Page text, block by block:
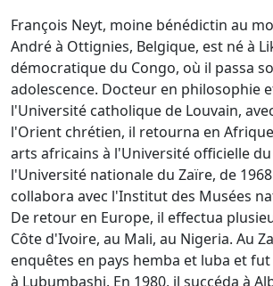
François Neyt, moine bénédictin au
André à Ottignies, Belgique, est né à
démocratique du Congo, où il passa
adolescence. Docteur en philosophie
l'Université catholique de Louvain,
l'Orient chrétien, il retourna en
arts africains à l'Université officielle
l'Université nationale du Zaïre, de
collabora avec l'Institut des Musées
De retour en Europe, il effectua
Côte d'Ivoire, au Mali, au Nigeria. Au
enquêtes en pays hemba et luba et
à Lubumbashi. En 1980, il succéda à